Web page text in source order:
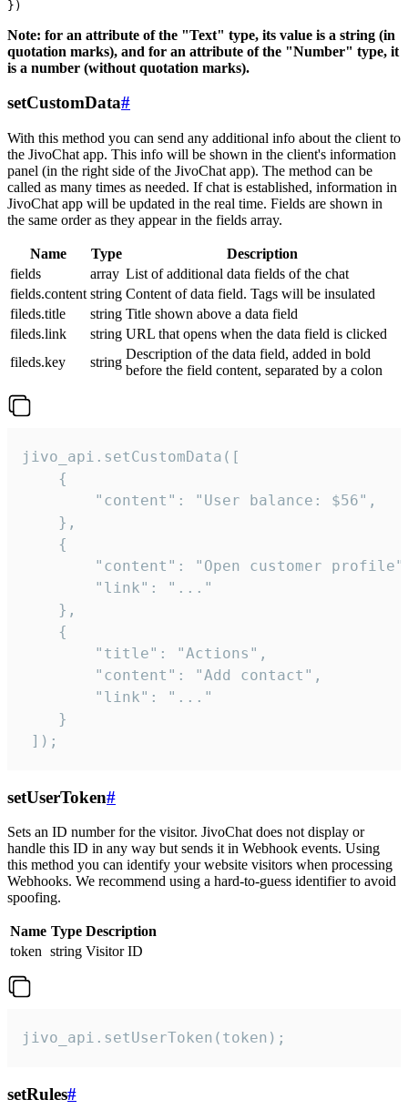
Note: for an attribute of the "Text" type, its value is a string (in
quotation marks), and for an attribute of the "Number" type, it
is a number (without quotation marks).
setCustomData#
With this method you can send any additional info about the client to
the JivoChat app. This info will be shown in the client's information
panel (in the right side of the JivoChat app). The method can be
called as many times as needed. If chat is established, information in
JivoChat app will be updated in the real time. Fields are shown in
the same order as they appear in the fields array.
Name Type
Description
fields
array List of additional data fields of the chat
fields.content string Content of data field. Tags will be insulated
fileds.title
string Title shown above a data field
fileds.link
string URL that opens when the data field is clicked
fileds.key
string
Description of the data field, added in bold
before the field content, separated by a colon
jivo_api.setCustomData([
    {
        "content": "User balance: $56",
    },
    {
"content": "Open customer
        "link": "..."
    },
    {
        "title": "Actions",
        "content": "Add contact",
        "link": "..."
    }
]);
setUserToken#
Sets an ID number for the visitor. JivoChat does not display or
handle this ID in any way but sends it in Webhook events. Using
this method you can identify your website visitors when processing
Webhooks. We recommend using a hard-to-guess identifier to avoid
spoofing.
Name Type Description
token string Visitor ID
jivo_api.setUserToken(token);
setRules#